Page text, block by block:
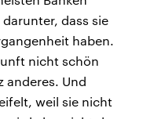
dass sie
haben.
nicht schön
anderes. Und
weil sie nicht